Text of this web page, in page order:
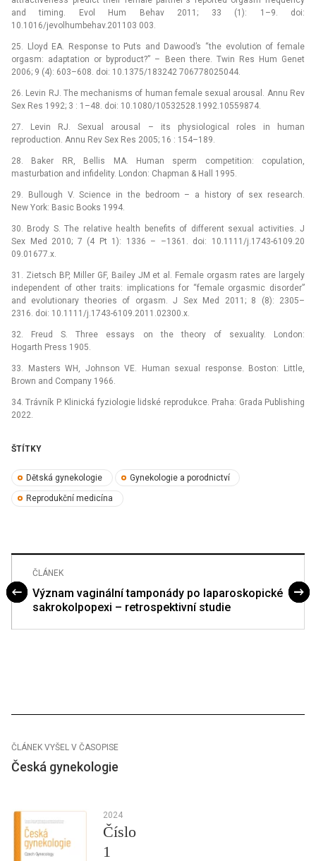
and timing. Evol Hum Behav 2011; 33 (1): 1–9. doi:
10.1016/jevolhumbehav.201103 003.
25. Lloyd EA. Response to Puts and Dawood’s “the evolution of female
orgasm: adaptation or byproduct?” –⁠ Been there. Twin Res Hum Genet
2006; 9 (4): 603–608. doi: 10.1375/183242 706778025044.
26. Levin RJ. The mechanisms of human female sexual arousal. Annu Rev
Sex Res 1992; 3 : 1–48. doi: 10.1080/10532528.1992.10559874.
27. Levin RJ. Sexual arousal –⁠ its physiological roles in human
reproduction. Annu Rev Sex Res 2005; 16 : 154–189.
28. Baker RR, Bellis MA. Human sperm competition: copulation,
masturbation and infidelity. London: Chapman & Hall 1995.
29. Bullough V. Science in the bedroom –⁠ a history of sex research.
New York: Basic Books 1994.
30. Brody S. The relative health benefits of different sexual activities. J
Sex Med 2010; 7 (4 Pt 1): 1336 –⁠ –1361. doi: 10.1111/j.1743-6109.20
09.01677.x.
31. Zietsch BP, Miller GF, Bailey JM et al. Female orgasm rates are largely
independent of other traits: implications for “female orgasmic disorder”
and evolutionary theories of orgasm. J Sex Med 2011; 8 (8): 2305–
2316. doi: 10.1111/j.1743-6109.2011.02300.x.
32. Freud S. Three essays on the theory of sexuality. London:
Hogarth Press 1905.
33. Masters WH, Johnson VE. Human sexual response. Boston: Little,
Brown and Company 1966.
34. Trávník P. Klinická fyziologie lidské reprodukce. Praha: Grada Publishing
2022.
ŠTÍTKY
Dětská gynekologie Gynekologie a porodnictví
Reprodukční medicína
ČLÁNEK
Význam vaginální tamponády po laparoskopické
sakrokolpopexi – retrospektivní studie
ČLÁNEK VYŠEL V ČASOPISE
Česká gynekologie
2024
Číslo
1